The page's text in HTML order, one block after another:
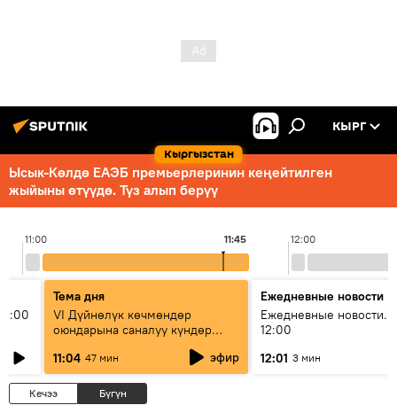
Кыргызстан
КЫРГ
Ысык-Көлдө ЕАЭБ премьерлеринин кеңейтилген
жыйыны өтүүдө. Түз алып берүү
11:00 12:00
11:45
Тема дня
VI Дүйнөлүк көчмөндөр
оюндарына саналуу күндөр
калды: даярдык иштери кайсы
этапка жетти?
11:04 47 мин эфир
Ежедневные новости
Ежедневные новости.
12:00
12:01 3 мин
Кечээ Бүгүн